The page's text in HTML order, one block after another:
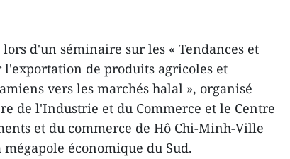
d'un séminaire sur les « Tendances et
de produits agricoles et
vers les marchés halal », organisé
de l'Industrie et du Commerce et le Centre
et du commerce de Hô Chi-Minh-Ville
économique du Sud.